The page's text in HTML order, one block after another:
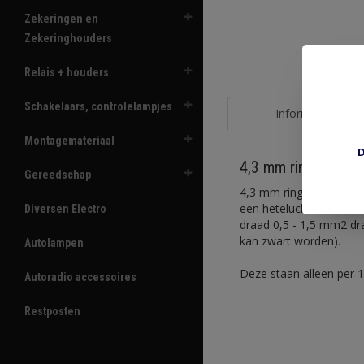
Zekeringen en
Zekeringhouders
Relais + houders
Schakelaars, controlelampjes
Montagemateriaal
Gereedschap
Diversen Electro
Autolampen
Autoradio accessoires
Restposten
Informatie
4,3 mm ring rood
4,3 mm ring
een heteluchtfohn.
draad 0,5 - 1,5 mm2
kan zwart worden).
Deze staan alleen per